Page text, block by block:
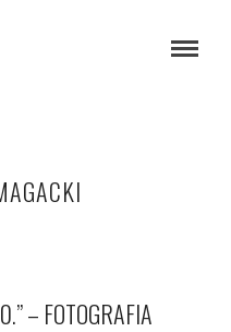
– FOTOGRAFIA